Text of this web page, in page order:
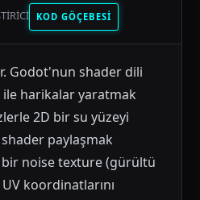
KOD GÖÇEBESİ
Godot'nun shader dili
harikalar yaratmak
2D bir su yüzeyi
paylaşmak
bir noise texture (gürültü
koordinatlarını